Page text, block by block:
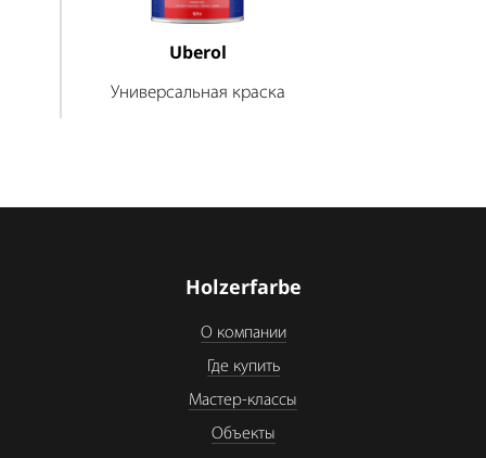
Uberol
Универсальная краска
Holzerfarbe
О компании
Где купить
Мастер-классы
Объекты